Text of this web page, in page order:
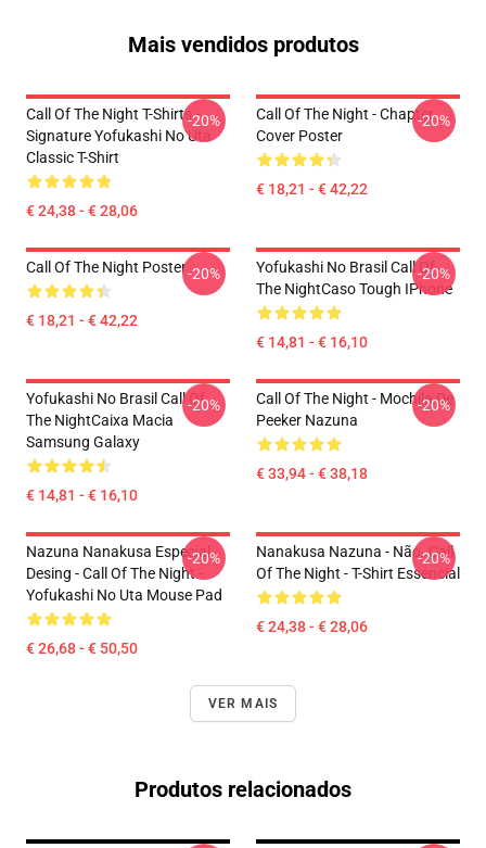
Mais vendidos produtos
Call Of The Night T-Shirts -
Signature Yofukashi No Uta
Classic T-Shirt
€ 24,38 - € 28,06
-20%
Call Of The Night - Chapter
Cover Poster
€ 18,21 - € 42,22
-20%
Call Of The Night Poster
€ 18,21 - € 42,22
-20%
Yofukashi No Brasil Call Of
The NightCaso Tough IPhone
€ 14,81 - € 16,10
-20%
Yofukashi No Brasil Call Of
The NightCaixa Macia
Samsung Galaxy
€ 14,81 - € 16,10
-20%
Call Of The Night - Mochila De
Peeker Nazuna
€ 33,94 - € 38,18
-20%
Nazuna Nanakusa Especial
Desing - Call Of The Night -
Yofukashi No Uta Mouse Pad
€ 26,68 - € 50,50
-20%
Nanakusa Nazuna - Não. Call
Of The Night - T-Shirt Essencial
€ 24,38 - € 28,06
-20%
VER MAIS
Produtos relacionados